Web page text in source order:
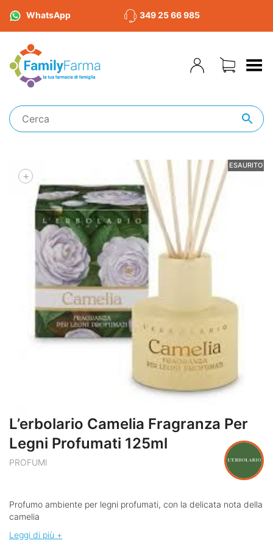
WhatsApp 349 25 66 985
Toggle Menu
ESAURITO
+
L’erbolario Camelia Fragranza Per
Legni Profumati 125ml
PROFUMI
Profumo ambiente per legni profumati, con la delicata nota della
camelia
Leggi di più +